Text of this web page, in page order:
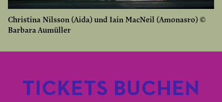
Christina Nilsson (Aida) und Iain MacNeil (Amonasro) ©
Barbara Aumüller
TICKETS BUCHEN